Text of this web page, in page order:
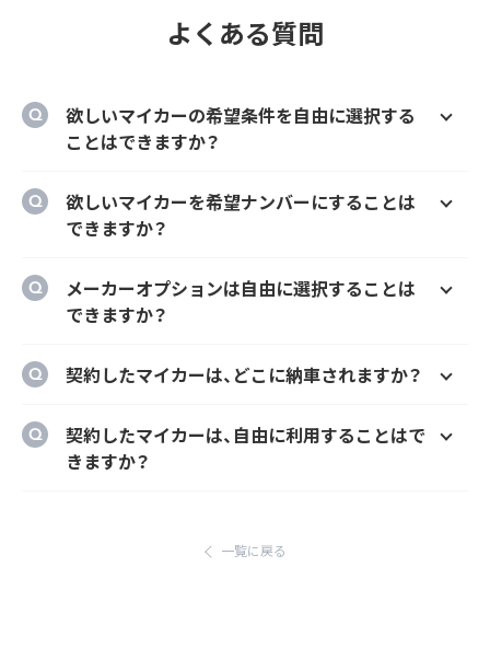
よくある質問
欲しいマイカーの希望条件を自由に選択する
ことはできますか？
ー、契約期間、ボーナス払い等を自由に選択す
ることができます。
欲しいマイカーを希望ナンバーにすることは
できますか？
とができます。
メーカーオプションは自由に選択することは
できますか？
様にカーナビ、ドラレコ、ETC、フロアマット等
ます。
契約したマイカーは、どこに納車されますか？
とができます。
ただし、輸入車リース（新車）の場合、納車場所
契約したマイカーは、自由に利用することはで
きますか？
一覧に戻る